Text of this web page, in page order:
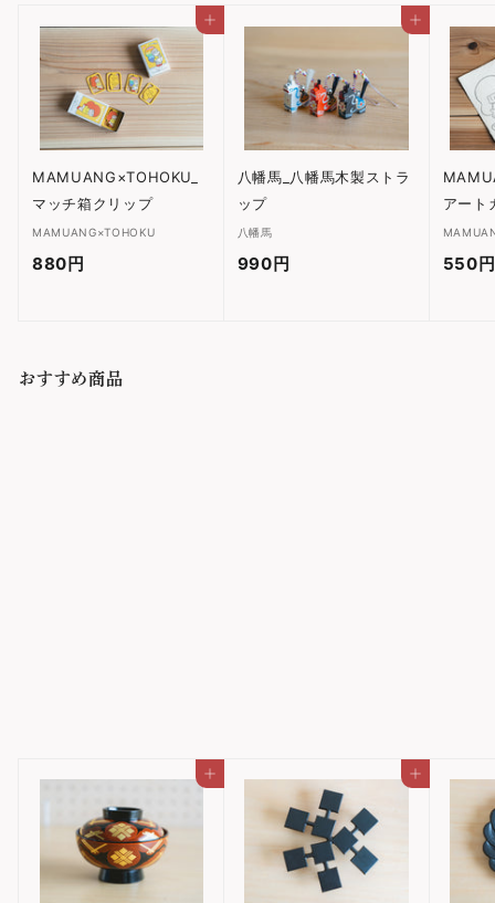
円
カートに入れる
MAMUANG×TOHOKU_
マッチ箱クリップ
MAMUANG×TOHOKU
880円
カートに入れる
八幡馬_八幡馬木製ストラ
ップ
八幡馬
990円
アート
550円
おすすめ商品
円
カートに入れる カートに入れる